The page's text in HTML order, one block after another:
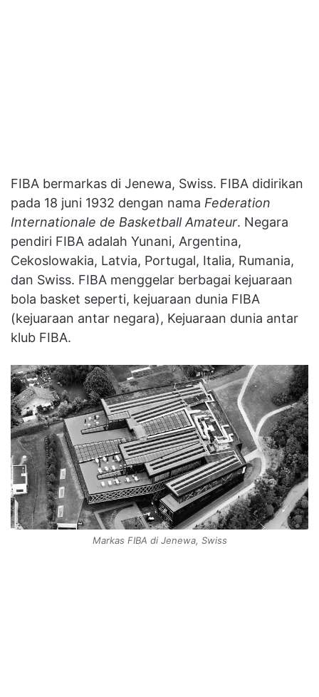
FIBA bermarkas di Jenewa, Swiss. FIBA didirikan
pada 18 juni 1932 dengan nama Federation
Internationale de Basketball Amateur. Negara
pendiri FIBA adalah Yunani, Argentina,
Cekoslowakia, Latvia, Portugal, Italia, Rumania,
dan Swiss. FIBA menggelar berbagai kejuaraan
bola basket seperti, kejuaraan dunia FIBA
(kejuaraan antar negara), Kejuaraan dunia antar
klub FIBA.
Markas FIBA di Jenewa, Swiss